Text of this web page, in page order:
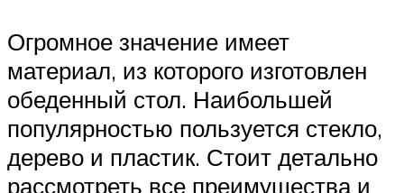
Огромное значение имеет
материал, из которого изготовлен
обеденный стол. Наибольшей
популярностью пользуется стекло,
дерево и пластик. Стоит детально
рассмотреть все преимущества и